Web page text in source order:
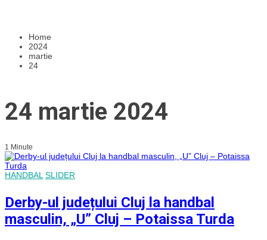
Home
2024
martie
24
24 martie 2024
1 Minute
HANDBAL SLIDER
Derby-ul județului Cluj la handbal
masculin, „U” Cluj – Potaissa Turda